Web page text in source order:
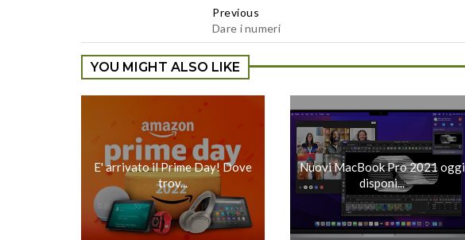
Previous
Dare i numeri
YOU MIGHT ALSO LIKE
E' arrivato il Prime Day! Dove
trov...
Nuovi MacBook Pro 2021 oggi
disponi...